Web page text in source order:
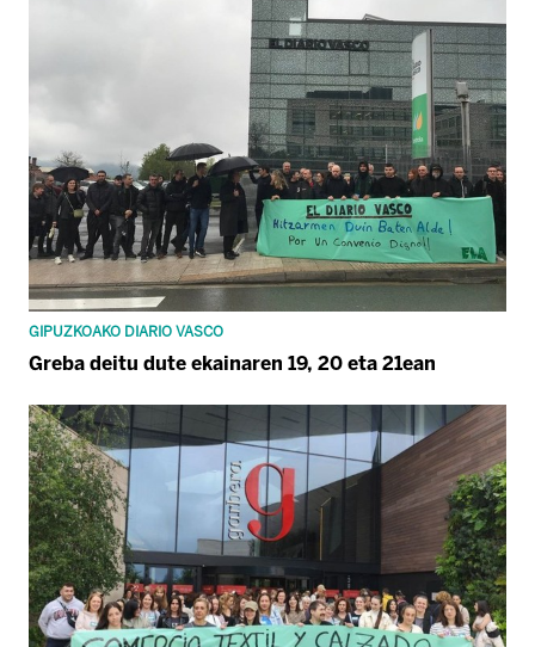
GIPUZKOAKO DIARIO VASCO
Greba deitu dute ekainaren 19, 20 eta 21ean